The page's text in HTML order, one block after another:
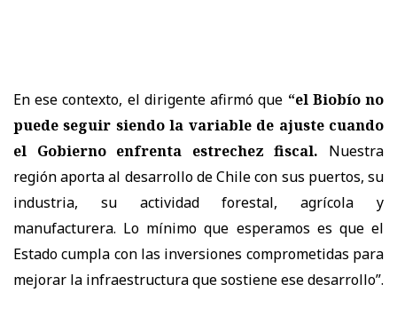
En ese contexto, el dirigente afirmó que “el Biobío no
puede seguir siendo la variable de ajuste cuando
el Gobierno enfrenta estrechez fiscal. Nuestra
región aporta al desarrollo de Chile con sus puertos, su
industria, su actividad forestal, agrícola y
manufacturera. Lo mínimo que esperamos es que el
Estado cumpla con las inversiones comprometidas para
mejorar la infraestructura que sostiene ese desarrollo”.